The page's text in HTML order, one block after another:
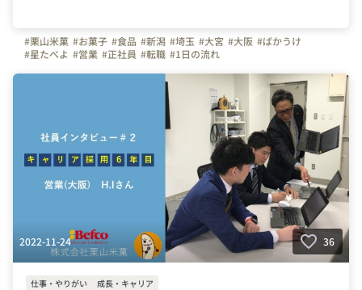
#栗山米菓 #お菓子 #食品 #新潟 #埼玉 #大宮 #大阪 #ばかうけ
#星たべよ #営業 #正社員 #転職 #1日の流れ
2022-11-24 36
仕事・やりがい 成長・キャリア